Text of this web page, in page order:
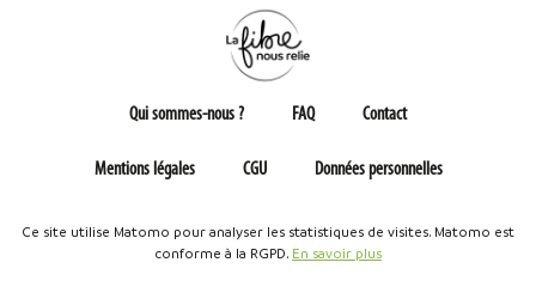
Qui sommes-nous ? FAQ Contact
Mentions légales CGU Données personnelles
Ce site utilise Matomo pour analyser les statistiques de visites. Matomo est
conforme à la RGPD. En savoir plus